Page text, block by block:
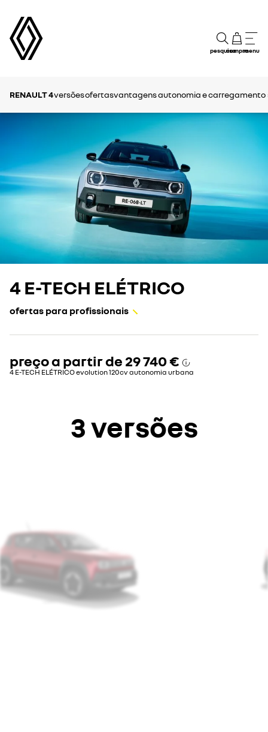
pesquisacompramenu
RENAULT 4versõesofertasvantagensautonomia e carregamento
4 E-TECH ELÉTRICO
ofertas para profissionais
preço a partir de 29 740 €
4 E-TECH ELÉTRICO evolution 120cv autonomia urbana
3 versões